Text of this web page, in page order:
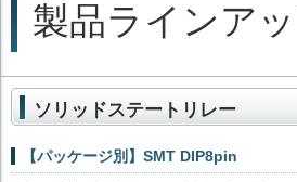
製品ラインア
ソリッドステートリレー
【パッケージ別】SMT DIP8pin